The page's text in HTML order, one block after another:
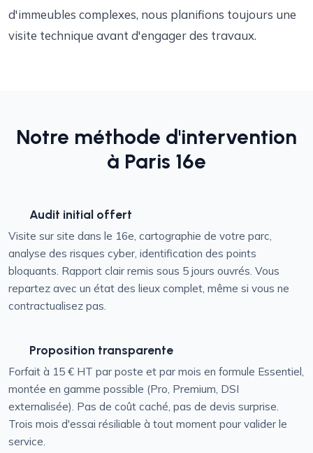
d'immeubles complexes, nous planifions toujours une
visite technique avant d'engager des travaux.
Notre méthode d'intervention
à Paris 16e
Audit initial offert
Visite sur site dans le 16e, cartographie de votre parc,
analyse des risques cyber, identification des points
bloquants. Rapport clair remis sous 5 jours ouvrés. Vous
repartez avec un état des lieux complet, même si vous ne
contractualisez pas.
Proposition transparente
Forfait à 15 € HT par poste et par mois en formule Essentiel,
montée en gamme possible (Pro, Premium, DSI
externalisée). Pas de coût caché, pas de devis surprise.
Trois mois d'essai résiliable à tout moment pour valider le
service.